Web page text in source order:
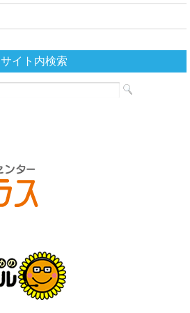
サイト内検索